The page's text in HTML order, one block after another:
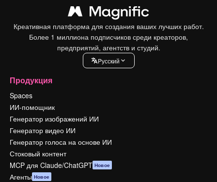
Креативная платформа для создания ваших лучших работ.
Более 1 миллиона подписчиков среди креаторов,
предприятий, агентств и студий.
Pусский
Продукция
Spaces
ИИ-помощник
Генератор изображений ИИ
Генератор видео ИИ
Генератор голоса на основе ИИ
Стоковый контент
MCP для Claude/ChatGPT Новое
Агенты Новое